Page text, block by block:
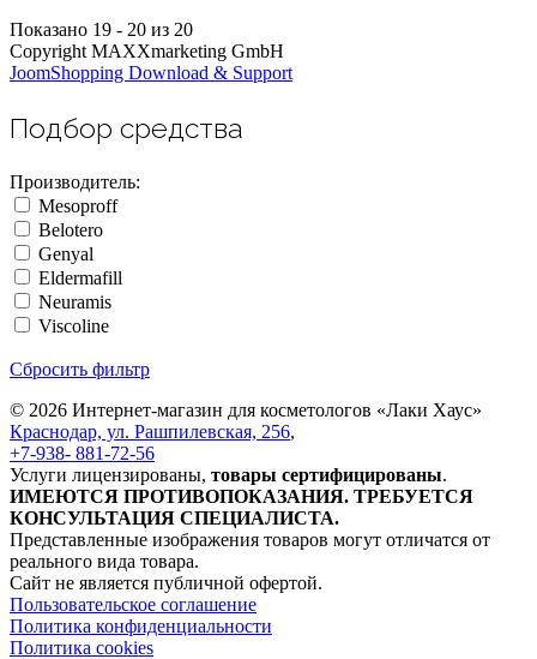
Показано 19 - 20 из 20
Copyright MAXXmarketing GmbH
JoomShopping Download & Support
Подбор средства
Производитель:
Mesoproff
Belotero
Genyal
Eldermafill
Neuramis
Viscoline
Сбросить фильтр
© 2026 Интернет-магазин для косметологов «Лаки Хаус»
Краснодар, ул. Рашпилевская, 256,
+7-938- 881-72-56
Услуги лицензированы, товары сертифицированы.
ИМЕЮТСЯ ПРОТИВОПОКАЗАНИЯ. ТРЕБУЕТСЯ
КОНСУЛЬТАЦИЯ СПЕЦИАЛИСТА.
Представленные изображения товаров могут отличатся от
реального вида товара.
Сайт не является публичной офертой.
Пользовательское соглашение
Политика конфиденциальности
Политика cookies